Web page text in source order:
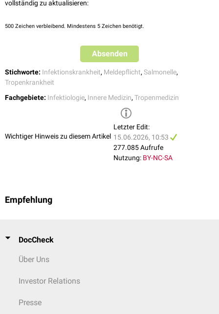
vollständig zu aktualisieren:
500 Zeichen verbleibend. Mindestens 5 Zeichen benötigt.
Absenden
Stichworte: Infektionskrankheit, Meldepflicht, Salmonelle,
Tropenkrankheit
Fachgebiete: Infektiologie, Innere Medizin, Tropenmedizin
Wichtiger Hinweis zu diesem Artikel
Letzter Edit:
15.06.2026, 10:53
277.085 Aufrufe
Nutzung: BY-NC-SA
Empfehlung
DocCheck
Über Uns
Investor Relations
Presse